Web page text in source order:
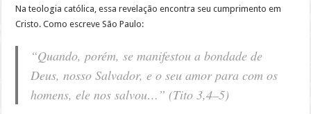
Na teologia católica, essa revelação encontra seu cumprimento em
Cristo. Como escreve São Paulo:
“Quando, porém, se manifestou a bondade de
Deus, nosso Salvador, e o seu amor para com os
homens, ele nos salvou…” (Tito 3,4–5)